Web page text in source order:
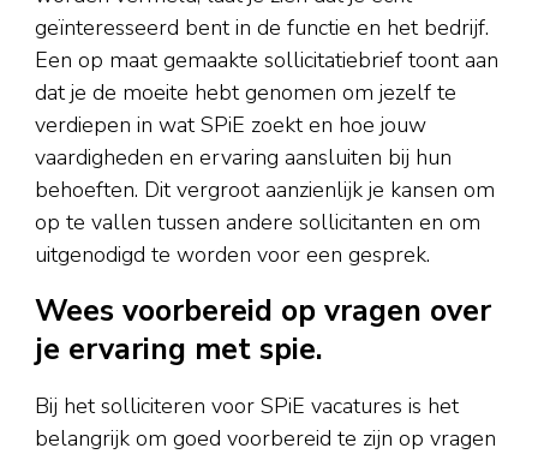
geïnteresseerd bent in de functie en het bedrijf.
Een op maat gemaakte sollicitatiebrief toont aan
dat je de moeite hebt genomen om jezelf te
verdiepen in wat SPiE zoekt en hoe jouw
vaardigheden en ervaring aansluiten bij hun
behoeften. Dit vergroot aanzienlijk je kansen om
op te vallen tussen andere sollicitanten en om
uitgenodigd te worden voor een gesprek.
Wees voorbereid op vragen over
je ervaring met spie.
Bij het solliciteren voor SPiE vacatures is het
belangrijk om goed voorbereid te zijn op vragen